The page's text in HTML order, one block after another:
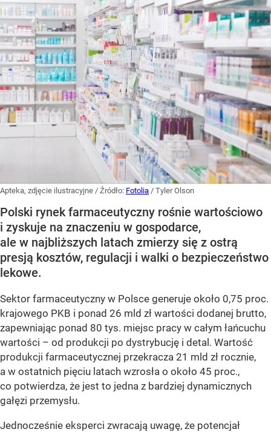
Apteka, zdjęcie ilustracyjne / Źródło: Fotolia / Tyler Olson
Polski rynek farmaceutyczny rośnie wartościowo
i zyskuje na znaczeniu w gospodarce,
ale w najbliższych latach zmierzy się z ostrą
presją kosztów, regulacji i walki o bezpieczeństwo
lekowe.
Sektor farmaceutyczny w Polsce generuje około 0,75 proc.
krajowego PKB i ponad 26 mld zł wartości dodanej brutto,
zapewniając ponad 80 tys. miejsc pracy w całym łańcuchu
wartości – od produkcji po dystrybucję i detal. Wartość
produkcji farmaceutycznej przekracza 21 mld zł rocznie,
a w ostatnich pięciu latach wzrosła o około 45 proc.,
co potwierdza, że jest to jedna z bardziej dynamicznych
gałęzi przemysłu.
Jednocześnie eksperci zwracają uwagę, że potencjał